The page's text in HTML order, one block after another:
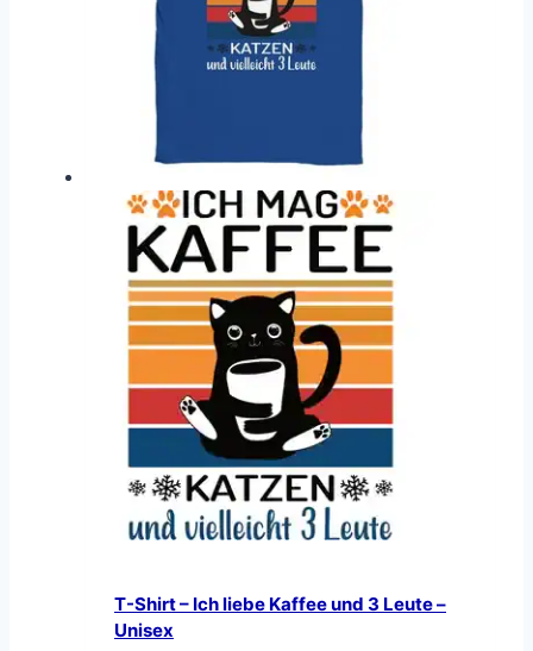
T-Shirt – Ich liebe Kaffee und 3 Leute –
Unisex